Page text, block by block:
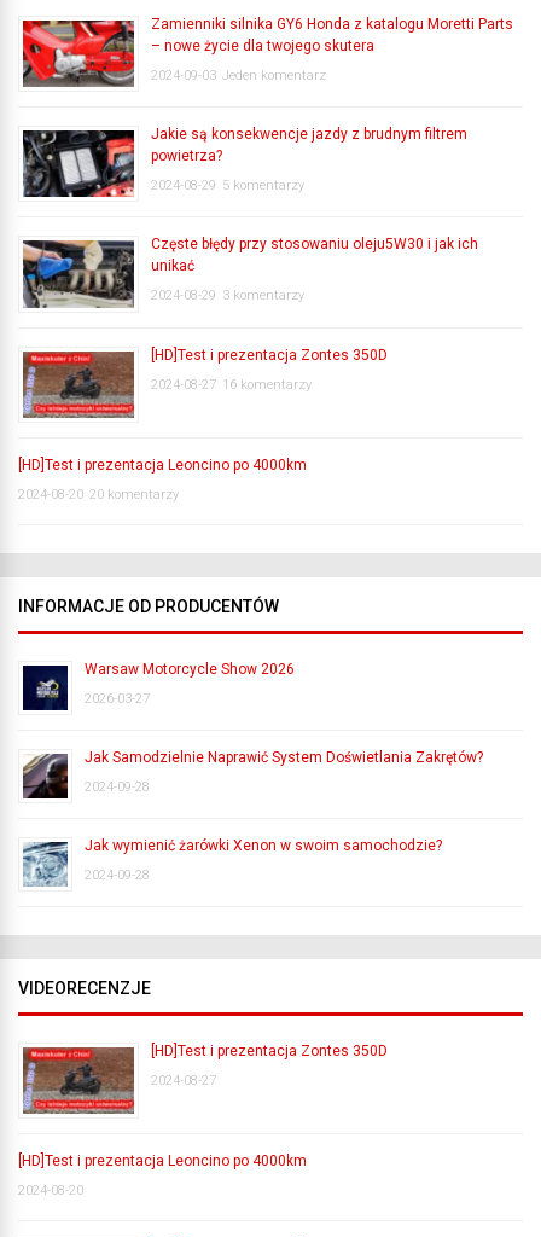
Zamienniki silnika GY6 Honda z katalogu Moretti Parts
– nowe życie dla twojego skutera
2024-09-03 Jeden komentarz
Jakie są konsekwencje jazdy z brudnym filtrem
powietrza?
2024-08-29 5 komentarzy
Częste błędy przy stosowaniu oleju5W30 i jak ich
unikać
2024-08-29 3 komentarzy
[HD]Test i prezentacja Zontes 350D
2024-08-27 16 komentarzy
[HD]Test i prezentacja Leoncino po 4000km
2024-08-20 20 komentarzy
INFORMACJE OD PRODUCENTÓW
Warsaw Motorcycle Show 2026
2026-03-27
Jak Samodzielnie Naprawić System Doświetlania Zakrętów?
2024-09-28
Jak wymienić żarówki Xenon w swoim samochodzie?
2024-09-28
VIDEORECENZJE
[HD]Test i prezentacja Zontes 350D
2024-08-27
[HD]Test i prezentacja Leoncino po 4000km
2024-08-20